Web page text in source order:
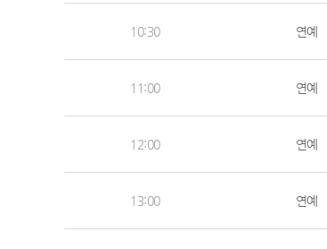
10:30 연예
11:00 연예
12:00 연예
13:00 연예